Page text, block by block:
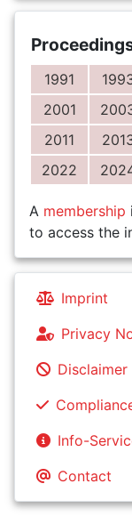
1991
2001
2011
2022
A membership
to access the
Imprint
Privacy
Disclaimer
Info-
Contact